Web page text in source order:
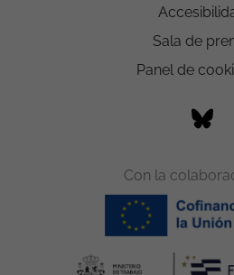
Sala de
Panel de
Con la